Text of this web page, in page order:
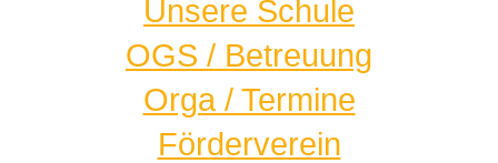
Unsere Schule
OGS / Betreuung
Orga / Termine
Förderverein